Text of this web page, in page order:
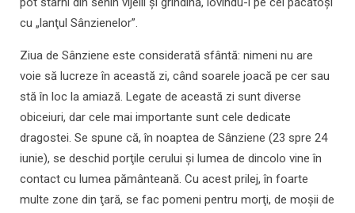
cu „lanţul Sânzienelor”.
Ziua de Sânziene este considerată sfântă: nimeni nu are
voie să lucreze în această zi, când soarele joacă pe cer sau
stă în loc la amiază. Legate de această zi sunt diverse
obiceiuri, dar cele mai importante sunt cele dedicate
dragostei. Se spune că, în noaptea de Sânziene (23 spre 24
iunie), se deschid porţile cerului şi lumea de dincolo vine în
contact cu lumea pământeană. Cu acest prilej, în foarte
multe zone din ţară, se fac pomeni pentru morţi, de moşii de